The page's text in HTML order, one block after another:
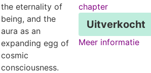
the eternality of
being, and the
aura as an
expanding egg of
cosmic
consciousness.
chapter
Uitverkocht
Meer informatie